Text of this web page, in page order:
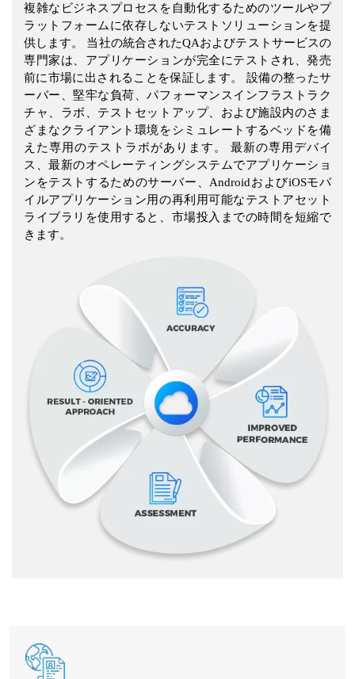
複雑なビジネスプロセスを自動化するためのツールやプ
ラットフォームに依存しないテストソリューションを提
供します。 当社の統合されたQAおよびテストサービスの
専門家は、アプリケーションが完全にテストされ、発売
前に市場に出されることを保証します。 設備の整ったサ
ーバー、堅牢な負荷、パフォーマンスインフラストラク
チャ、ラボ、テストセットアップ、および施設内のさま
ざまなクライアント環境をシミュレートするベッドを備
えた専用のテストラボがあります。 最新の専用デバイ
ス、最新のオペレーティングシステムでアプリケーショ
ンをテストするためのサーバー、AndroidおよびiOSモバ
イルアプリケーション用の再利用可能なテストアセット
ライブラリを使用すると、市場投入までの時間を短縮で
きます。